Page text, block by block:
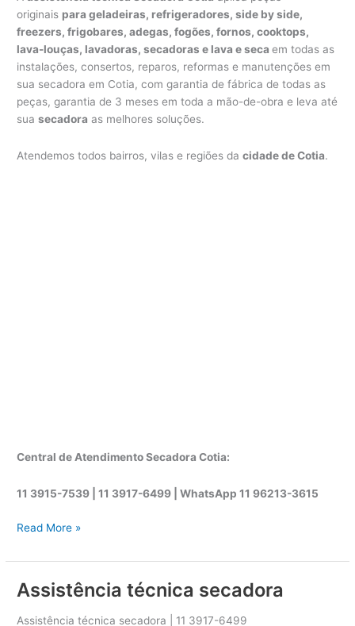
originais para geladeiras, refrigeradores, side by side,
freezers, frigobares, adegas, fogões, fornos, cooktops,
lava-louças, lavadoras, secadoras e lava e secaem todas as
instalações, consertos, reparos, reformas e manutenções em
sua secadora em Cotia, com garantia de fábrica de todas as
peças, garantia de 3 meses em toda a mão-de-obra e leva até
suasecadora as melhores soluções.
Atendemos todos bairros, vilas e regiões dacidade de Cotia.
Central de Atendimento Secadora Cotia:
11 3915-7539 | 11 3917-6499 |WhatsApp11 96213-3615
A
s
s
t
Read More »
Assistência técnica secadora
Assistência técnica secadora | 11 3917-6499